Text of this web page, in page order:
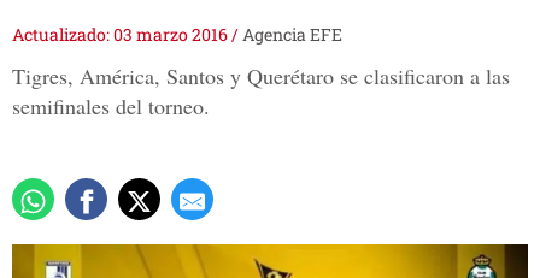
Actualizado: 03 marzo 2016/Agencia EFE
Tigres, América, Santos y Querétaro se clasificaron a las
semifinales del torneo.